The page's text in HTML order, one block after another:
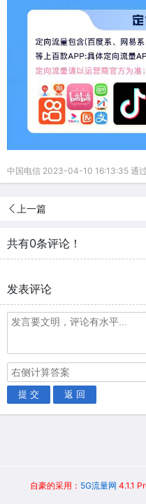
中国电信 2023-04-10 16:13:35 通
上一篇
共有0条评论！
发表评论
提 交 返 回
自豪的采用： 5G流量网 4.1.1